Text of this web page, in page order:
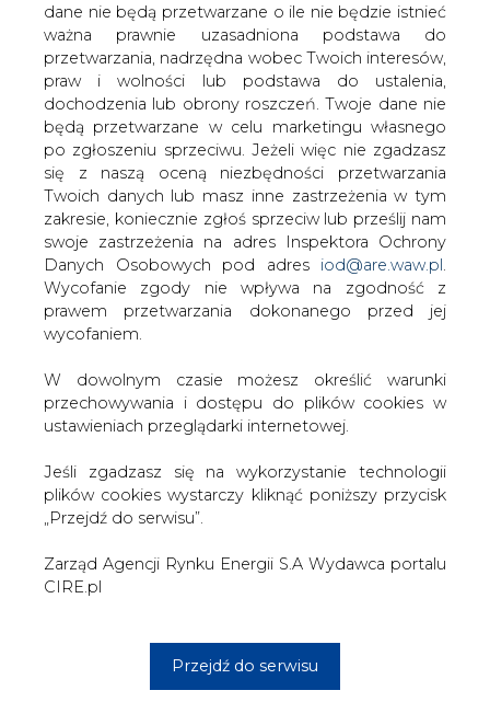
dane nie będą przetwarzane o ile nie będzie istnieć
ważna prawnie uzasadniona podstawa do
przetwarzania, nadrzędna wobec Twoich interesów,
praw i wolności lub podstawa do ustalenia,
dochodzenia lub obrony roszczeń. Twoje dane nie
będą przetwarzane w celu marketingu własnego
po zgłoszeniu sprzeciwu. Jeżeli więc nie zgadzasz
się z naszą oceną niezbędności przetwarzania
Twoich danych lub masz inne zastrzeżenia w tym
zakresie, koniecznie zgłoś sprzeciw lub prześlij nam
swoje zastrzeżenia na adres Inspektora Ochrony
Danych Osobowych pod adres iod@are.waw.pl
Wycofanie zgody nie wpływa na zgodność z
prawem przetwarzania dokonanego przed jej
wycofaniem.
W dowolnym czasie możesz określić warunki
przechowywania i dostępu do plików cookies w
ustawieniach przeglądarki internetowej.
Jeśli zgadzasz się na wykorzystanie technologii
plików cookies wystarczy kliknąć poniższy przycisk
„Przejdź do serwisu”.
Zarząd Agencji Rynku Energii S.A Wydawca portalu
CIRE.pl
Przejdź do serwisu
W dniu przygotowania raportu kurs akcji JSW wyniósł
44,88 zł.
"W I poł. br. kurs akcji JSW zachowywał się wyraźnie
gorzej od indeksów giełdowych, a to dlatego, naszym
zdaniem, że rynek dyskontuje jednocześnie kilka
czynników ryzyka. Wygląda na to, że: po pierwsze,
inwestorzy obawiają się ewentualnych negatywnych
skutków potencjalnego spowolnienia gospodarczego,
które może w konsekwencji prowadzić do załamania cen
węgla koksowego i energetycznego w skali globalnej; po
drugie, biorą pod uwagę scenariusz, w którym ryzykowne
projekty rządowe w połączeniu z eskalacją żądań
związków zawodowych mogą wydrenować mocny bilans
spółki. Wreszcie po trzecie, na wycenę walorów spółki
akcjonariuszy mniejszościowych, którzy wydają się
należeć do najbardziej niedocenionych udziałowców" -
napisali analitycy DM BOŚ.
Wskazali, że zasadne jest przypisywanie dyskonta do
wyceny walorów spółki.
wymienionego wyżej ryzyka związanego z wystąpieniem
globalnego spowolnienia. Jednakże podtrzymujemy
na akcję) są przesadnie tanie" - dodano.
DM BOŚ prognozuje, że JSW wypracuje w tym roku 1,2